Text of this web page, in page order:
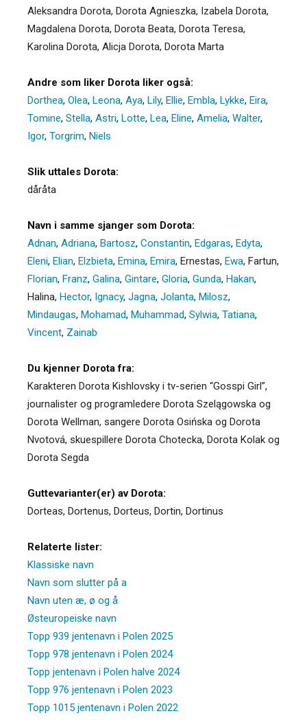
Aleksandra Dorota, Dorota Agnieszka, Izabela Dorota,
Magdalena Dorota, Dorota Beata, Dorota Teresa,
Karolina Dorota, Alicja Dorota, Dorota Marta
Andre som liker Dorota liker også:
Dorthea, Olea, Leona, Aya, Lily, Ellie, Embla, Lykke, Eira,
Tomine, Stella, Astri, Lotte, Lea, Eline, Amelia, Walter,
Igor, Torgrim, Niels
Slik uttales Dorota:
dåråta
Navn i samme sjanger som Dorota:
Adnan, Adriana, Bartosz, Constantin, Edgaras, Edyta,
Eleni, Elian, Elzbieta, Emina, Emira, Ernestas, Ewa, Fartun,
Florian, Franz, Galina, Gintare, Gloria, Gunda, Hakan,
Halina, Hector, Ignacy, Jagna, Jolanta, Milosz,
Mindaugas, Mohamad, Muhammad, Sylwia, Tatiana,
Vincent, Zainab
Du kjenner Dorota fra:
Karakteren Dorota Kishlovsky i tv-serien “Gosspi Girl”,
journalister og programledere Dorota Szelągowska og
Dorota Wellman, sangere Dorota Osińska og Dorota
Nvotová, skuespillere Dorota Chotecka, Dorota Kolak og
Dorota Segda
Guttevarianter(er) av Dorota:
Dorteas, Dortenus, Dorteus, Dortin, Dortinus
Relaterte lister:
Klassiske navn
Navn som slutter på a
Navn uten æ, ø og å
Østeuropeiske navn
Topp 939 jentenavn i Polen 2025
Topp 978 jentenavn i Polen 2024
Topp jentenavn i Polen halve 2024
Topp 976 jentenavn i Polen 2023
Topp 1015 jentenavn i Polen 2022